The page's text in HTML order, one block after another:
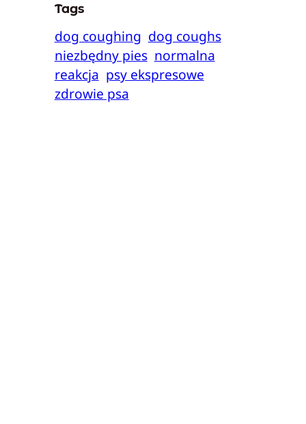
Tags
dog coughing dog coughs
niezbędny pies normalna
reakcja psy ekspresowe
zdrowie psa